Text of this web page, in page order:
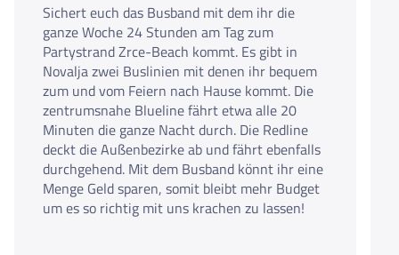
Sichert euch das Busband mit dem ihr die
ganze Woche 24 Stunden am Tag zum
Partystrand Zrce-Beach kommt. Es gibt in
Novalja zwei Buslinien mit denen ihr bequem
zum und vom Feiern nach Hause kommt. Die
zentrumsnahe Blueline fährt etwa alle 20
Minuten die ganze Nacht durch. Die Redline
deckt die Außenbezirke ab und fährt ebenfalls
durchgehend. Mit dem Busband könnt ihr eine
Menge Geld sparen, somit bleibt mehr Budget
um es so richtig mit uns krachen zu lassen!